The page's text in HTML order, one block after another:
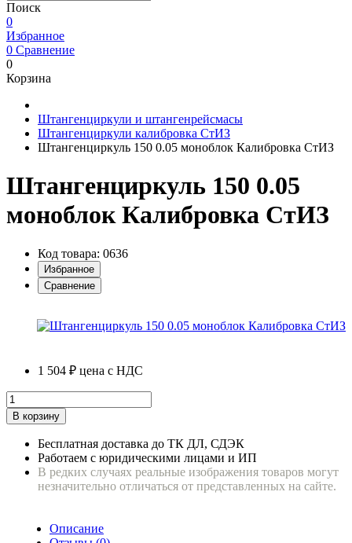
Поиск
0
Избранное
0 Сравнение
0
Корзина
Штангенциркули и штангенрейсмасы
Штангенциркули калибровка СтИЗ
Штангенциркуль 150 0.05 моноблок Калибровка СтИЗ
Штангенциркуль 150 0.05
моноблок Калибровка СтИЗ
Код товара: 0636
Избранное
Сравнение
1 504 ₽ цена с НДС
В корзину
Бесплатная доставка до ТК ДЛ, СДЭК
Работаем с юридическими лицами и ИП
В редких случаях реальные изображения товаров могут
незначительно отличаться от представленных на сайте.
Описание